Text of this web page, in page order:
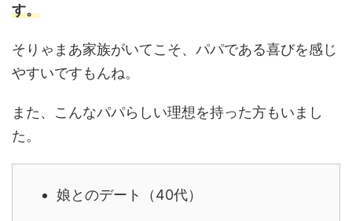
す。
そりゃまあ家族がいてこそ、パパである喜びを感じ
やすいですもんね。
また、こんなパパらしい理想を持った方もいまし
た。
娘とのデート（40代）